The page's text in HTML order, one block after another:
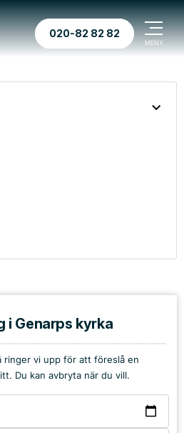
020-82 82 82
i Genarps kyrka
ringer vi upp för att föreslå en
Du kan avbryta när du vill.